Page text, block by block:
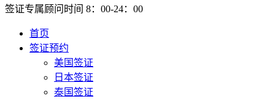
签证专属顾问时间 8：00-24：00
首页
签证预约
美国签证
日本签证
泰国签证